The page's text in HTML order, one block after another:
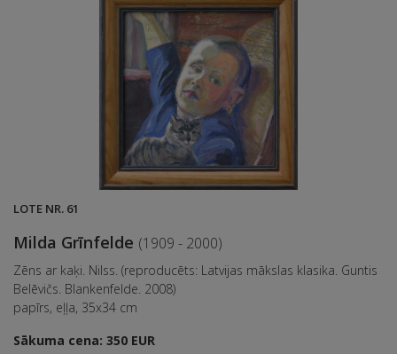
LOTE NR. 61
Milda Grīnfelde (1909 - 2000)
Zēns ar kaķi. Nilss. (reproducēts: Latvijas mākslas klasika. Guntis
Belēvičs. Blankenfelde. 2008)
papīrs, eļļa, 35x34 cm
Sākuma cena: 350 EUR